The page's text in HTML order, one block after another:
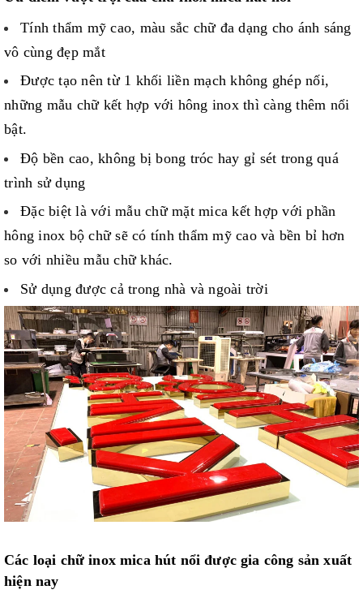
Tính thẩm mỹ cao, màu sắc chữ đa dạng cho ánh sáng
vô cùng đẹp mắt
Được tạo nên từ 1 khối liền mạch không ghép nối,
những mẫu chữ kết hợp với hông inox thì càng thêm nổi
bật.
Độ bền cao, không bị bong tróc hay gỉ sét trong quá
trình sử dụng
Đặc biệt là với mẫu chữ mặt mica kết hợp với phần
hông inox bộ chữ sẽ có tính thẩm mỹ cao và bền bỉ hơn
so với nhiều mẫu chữ khác.
Sử dụng được cả trong nhà và ngoài trời
Các loại chữ inox mica hút nổi được gia công sản xuất
hiện nay